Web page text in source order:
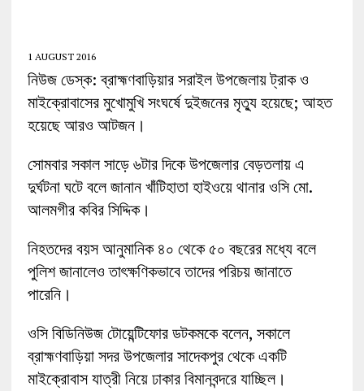
1 AUGUST 2016
নিউজ ডেস্ক: ব্রাহ্মণবাড়িয়ার সরাইল উপজেলায় ট্রাক ও
মাইক্রোবাসের মুখোমুখি সংঘর্ষে দুইজনের মৃত্যু হয়েছে; আহত
হয়েছে আরও আটজন।
সোমবার সকাল সাড়ে ৬টার দিকে উপজেলার বেড়তলায় এ
দুর্ঘটনা ঘটে বলে জানান খাঁটিহাতা হাইওয়ে থানার ওসি মো.
আলমগীর কবির সিদ্দিক।
নিহতদের বয়স আনুমানিক ৪০ থেকে ৫০ বছরের মধ্যে বলে
পুলিশ জানালেও তাৎক্ষণিকভাবে তাদের পরিচয় জানাতে
পারেনি।
ওসি বিডিনিউজ টোয়েন্টিফোর ডটকমকে বলেন, সকালে
ব্রাহ্মণবাড়িয়া সদর উপজেলার সাদেকপুর থেকে একটি
মাইক্রোবাস যাত্রী নিয়ে ঢাকার বিমানবন্দরে যাচ্ছিল।